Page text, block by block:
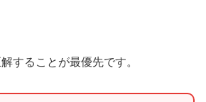
することが最優先です。